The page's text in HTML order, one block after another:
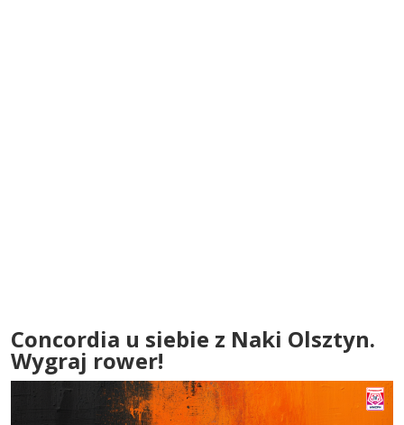
Concordia u siebie z Naki Olsztyn.
Wygraj rower!